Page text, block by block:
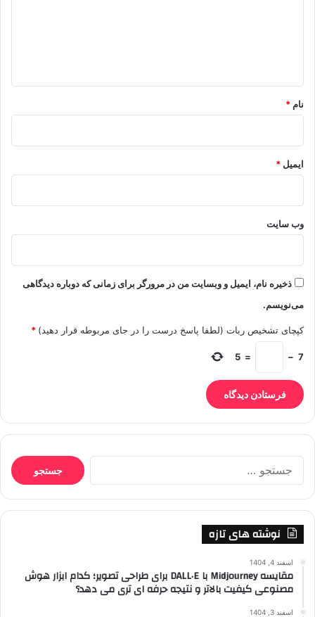
نام *
ایمیل *
وب‌ سایت
ذخیره نام، ایمیل و وبسایت من در مرورگر برای زمانی که دوباره دیدگاهی
می‌نویسم.
کپچای تشخیص ربات (لطفا پاسخ درست را در جای مربوطه قرار دهید) *
7
−
=
5
جستجو
برای:
نوشته های تازه
اسفند 4, 1404
مقایسه Midjourney با DALL·E برای طراحی تصویر؛ کدام ابزار هوش
مصنوعی کیفیت بالاتر و نتیجه حرفه ای تری می دهد؟
اسفند 3, 1404